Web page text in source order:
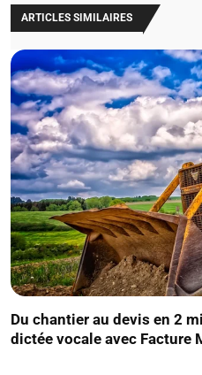
ARTICLES SIMILAIRES
Du chantier au devis en 2
dictée vocale avec Facture